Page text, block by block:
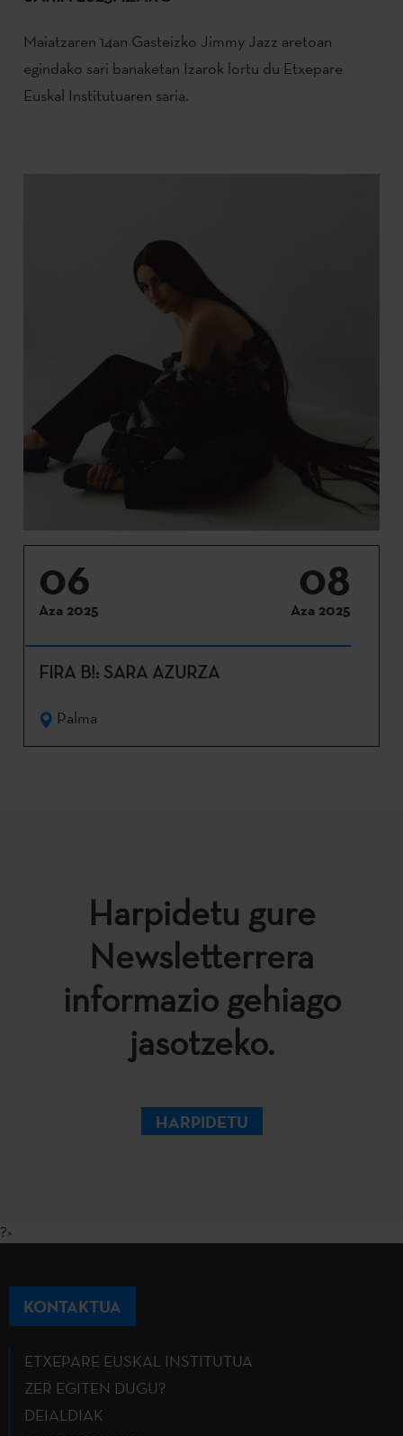
Maiatzaren 14an Gasteizko Jimmy Jazz aretoan
egindako sari banaketan Izarok lortu du Etxepare
Euskal Institutuaren saria.
06
Aza 2025
08
Aza 2025
FIRA B!: SARA AZURZA
Palma
Harpidetu gure
Newsletterrera
informazio gehiago
jasotzeko.
HARPIDETU
?>
KONTAKTUA
ETXEPARE EUSKAL INSTITUTUA
ZER EGITEN DUGU?
DEIALDIAK